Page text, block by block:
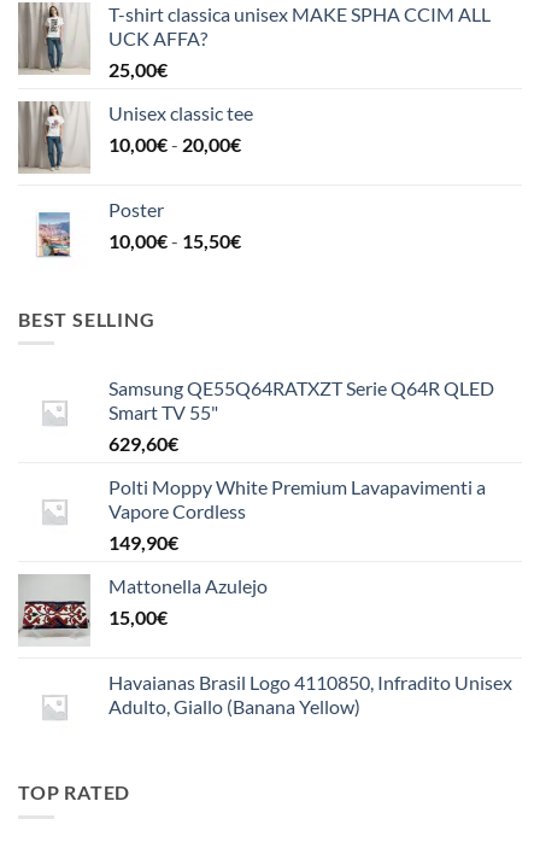
T-shirt classica unisex MAKE SPHA CCIM ALL
UCK AFFA?
25,00€
Unisex classic tee
10,00€- 20,00€Fascia
10,00€
Poster
10,00€- 15,50€Fascia
15,50€
BEST SELLING
Samsung QE55Q64RATXZT Serie Q64R QLED
Smart TV 55"
629,60€
Polti Moppy White Premium Lavapavimenti a
Vapore Cordless
149,90€
Mattonella Azulejo
15,00€
Havaianas Brasil Logo 4110850, Infradito Unisex
Adulto, Giallo (Banana Yellow)
TOP RATED